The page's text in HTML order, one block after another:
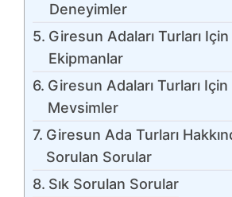
Deneyimler
Giresun Adaları Turları
Ekipmanlar
Giresun Adaları Turları Için
Mevsimler
Giresun Ada Turları
Sorulan Sorular
Sık Sorulan Sorular